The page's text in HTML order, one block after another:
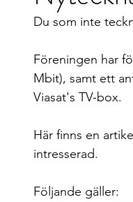
Du som inte
Föreningen har
Mbit), samt ett
Viasat's TV-box.
Här finns en
intresserad.
Följande gäller: